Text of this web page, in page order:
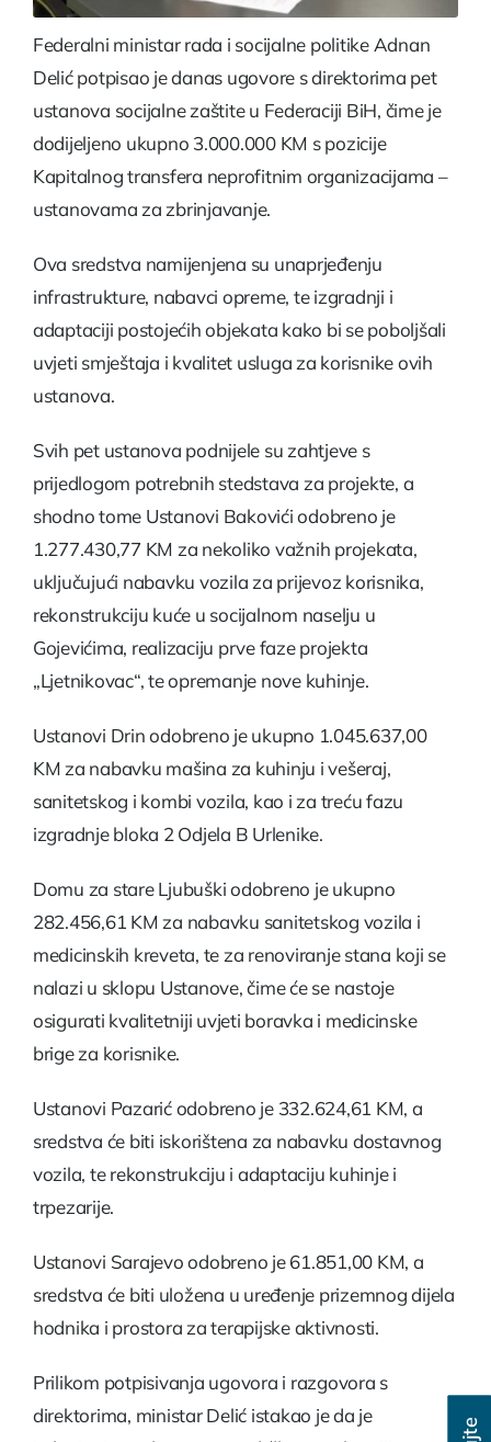
Federalni ministar rada i socijalne politike Adnan
Delić potpisao je danas ugovore s direktorima pet
ustanova socijalne zaštite u Federaciji BiH, čime je
dodijeljeno ukupno 3.000.000 KM s pozicije
Kapitalnog transfera neprofitnim organizacijama –
ustanovama za zbrinjavanje.
Ova sredstva namijenjena su unaprjeđenju
infrastrukture, nabavci opreme, te izgradnji i
adaptaciji postojećih objekata kako bi se poboljšali
uvjeti smještaja i kvalitet usluga za korisnike ovih
ustanova.
Svih pet ustanova podnijele su zahtjeve s
prijedlogom potrebnih stedstava za projekte, a
shodno tome Ustanovi Bakovići odobreno je
1.277.430,77 KM za nekoliko važnih projekata,
uključujući nabavku vozila za prijevoz korisnika,
rekonstrukciju kuće u socijalnom naselju u
Gojevićima, realizaciju prve faze projekta
„Ljetnikovac“, te opremanje nove kuhinje.
Ustanovi Drin odobreno je ukupno 1.045.637,00
KM za nabavku mašina za kuhinju i vešeraj,
sanitetskog i kombi vozila, kao i za treću fazu
izgradnje bloka 2 Odjela B Urlenike.
Domu za stare Ljubuški odobreno je ukupno
282.456,61 KM za nabavku sanitetskog vozila i
medicinskih kreveta, te za renoviranje stana koji se
nalazi u sklopu Ustanove, čime će se nastoje
osigurati kvalitetniji uvjeti boravka i medicinske
brige za korisnike.
Ustanovi Pazarić odobreno je 332.624,61 KM, a
sredstva će biti iskorištena za nabavku dostavnog
vozila, te rekonstrukciju i adaptaciju kuhinje i
trpezarije.
Ustanovi Sarajevo odobreno je 61.851,00 KM, a
sredstva će biti uložena u uređenje prizemnog dijela
hodnika i prostora za terapijske aktivnosti.
Prilikom potpisivanja ugovora i razgovora s
direktorima, ministar Delić istakao je da je